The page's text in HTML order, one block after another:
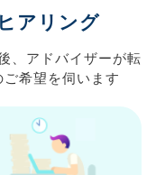
ヒアリング
、 アドバイザーが転
ご希望を伺います